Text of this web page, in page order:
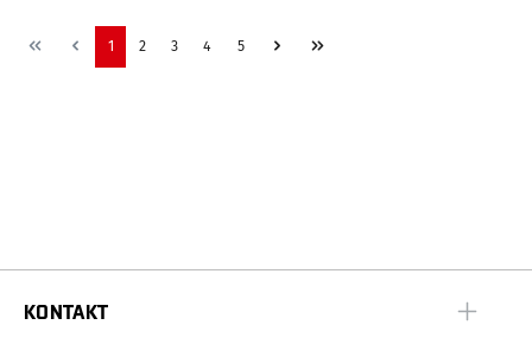
1 2 3 4 5
KONTAKT